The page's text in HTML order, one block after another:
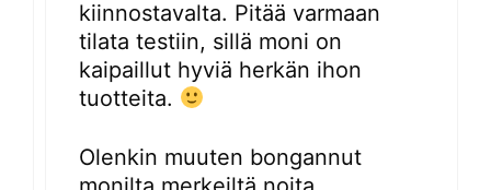
kiinnostavalta. Pitää varmaan
tilata testiin, sillä moni on
kaipaillut hyviä herkän ihon
tuotteita.
Olenkin muuten bongannut